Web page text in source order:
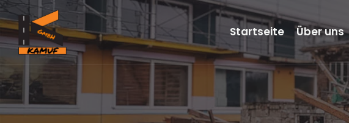
Zum Inhalt springen
Startseite Über uns